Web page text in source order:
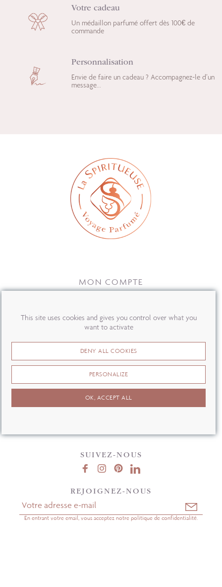
Votre cadeau
Un médaillon parfumé offert dès 100€ de
commande
Personnalisation
Envie de faire un cadeau ? Accompagnez-le d’un
message...
MON COMPTE
OÙ NOUS TROUVER ?
CONTACT
F.A.Q
CGV
MENTIONS LÉGALES
SUIVEZ-NOUS
REJOIGNEZ-NOUS
En entrant votre email, vous acceptez notre politique de confidentialité.
This site uses cookies and gives you control over what you
want to activate
DENY ALL COOKIES
PERSONALIZE
OK, ACCEPT ALL